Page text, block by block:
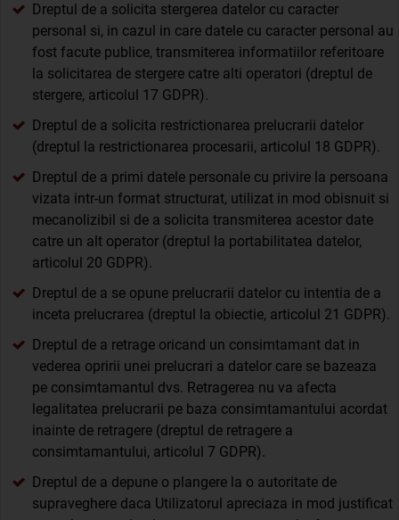
Dreptul de a solicita stergerea datelor cu caracter
personal si, in cazul in care datele cu caracter personal au
fost facute publice, transmiterea informatiilor referitoare
la solicitarea de stergere catre alti operatori (dreptul de
stergere, articolul 17 GDPR).
Dreptul de a solicita restrictionarea prelucrarii datelor
(dreptul la restrictionarea procesarii, articolul 18 GDPR).
Dreptul de a primi datele personale cu privire la persoana
vizata intr-un format structurat, utilizat in mod obisnuit si
mecanolizibil si de a solicita transmiterea acestor date
catre un alt operator (dreptul la portabilitatea datelor,
articolul 20 GDPR).
Dreptul de a se opune prelucrarii datelor cu intentia de a
inceta prelucrarea (dreptul la obiectie, articolul 21 GDPR).
Dreptul de a retrage oricand un consimtamant dat in
vederea opririi unei prelucrari a datelor care se bazeaza
pe consimtamantul dvs. Retragerea nu va afecta
legalitatea prelucrarii pe baza consimtamantului acordat
inainte de retragere (dreptul de retragere a
consimtamantului, articolul 7 GDPR).
Dreptul de a depune o plangere la o autoritate de
supraveghere daca Utilizatorul apreciaza in mod justificat